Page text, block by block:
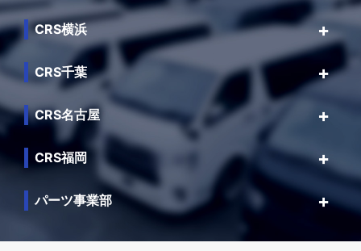
CRS横浜
CRS千葉
CRS名古屋
CRS福岡
パーツ事業部